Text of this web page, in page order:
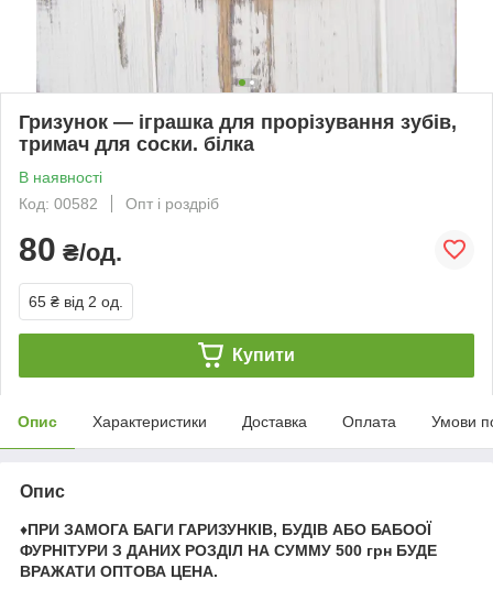
Гризунок — іграшка для прорізування зубів,
тримач для соски. білка
В наявності
Код: 00582
Опт і роздріб
80 ₴/од.
65 ₴ від 2 од.
Купити
Опис Характеристики Доставка Оплата Умови
Опис
♦ПРИ ЗАМОГА БАГИ ГАРИЗУНКІВ, БУДІВ АБО БАБООЇ
ФУРНІТУРИ З ДАНИХ РОЗДІЛ НА СУММУ 500 грн БУДЕ
ВРАЖАТИ ОПТОВА ЦЕНА.